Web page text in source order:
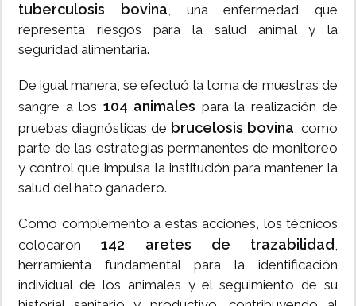
tuberculosis bovina, una enfermedad que
representa riesgos para la salud animal y la
seguridad alimentaria.
De igual manera, se efectuó la toma de muestras de
sangre a los 104 animales para la realización de
pruebas diagnósticas de brucelosis bovina, como
parte de las estrategias permanentes de monitoreo
y control que impulsa la institución para mantener la
salud del hato ganadero.
Como complemento a estas acciones, los técnicos
colocaron142 aretes de trazabilidad ,
herramienta fundamental para la identificación
individual de los animales y el seguimiento de su